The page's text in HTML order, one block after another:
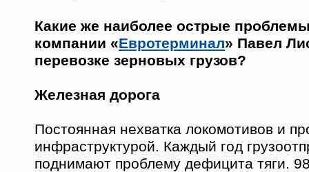
Какие же наиболее острые
компании «Евротерминал» Павел
перевозке зерновых грузов?
Железная дорога
Постоянная нехватка локомотивов и
инфраструктурой. Каждый год
поднимают проблему дефицита тяги.